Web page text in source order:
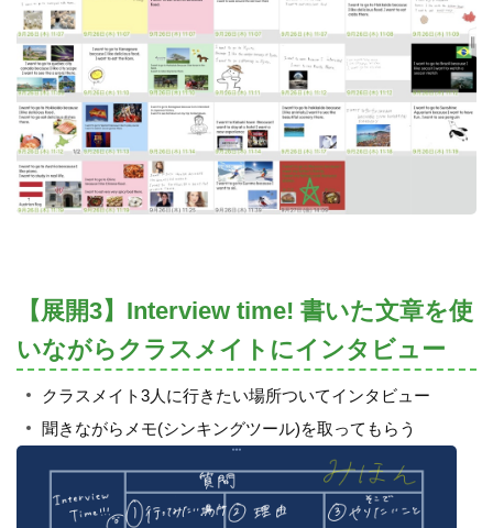
【展開3】Interview time! 書いた文章を使
いながらクラスメイトにインタビュー
クラスメイト3人に行きたい場所ついてインタビュー
聞きながらメモ(シンキングツール)を取ってもらう